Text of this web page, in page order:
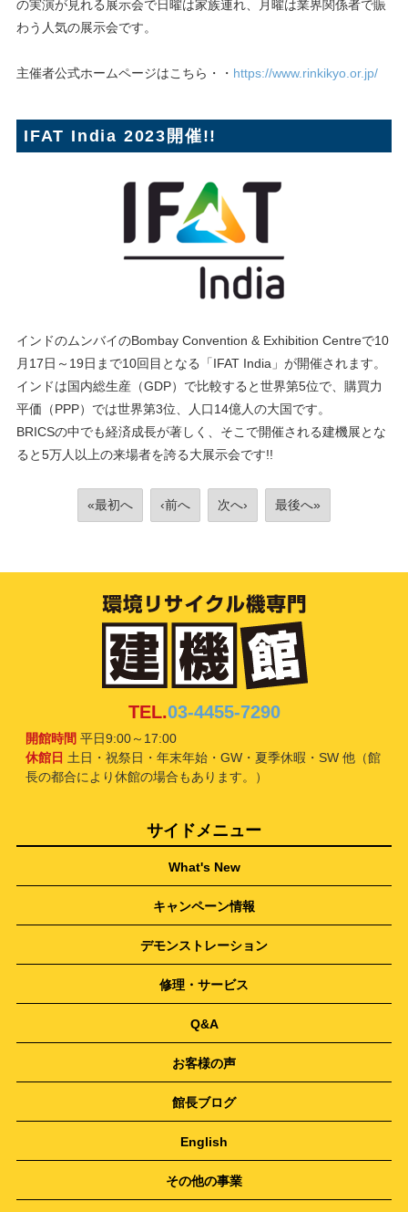
の実演が見れる展示会で日曜は家族連れ、月曜は業界関係者で賑
わう人気の展示会です。
主催者公式ホームページはこちら・・ https://www.rinkikyo.or.jp/
IFAT India 2023開催!!
インドのムンバイのBombay Convention & Exhibition Centreで10
月17日～19日まで10回目となる「IFAT India」が開催されます。
インドは国内総生産（GDP）で比較すると世界第5位で、購買力
平価（PPP）では世界第3位、人口14億人の大国です。
BRICSの中でも経済成長が著しく、そこで開催される建機展とな
ると5万人以上の来場者を誇る大展示会です!!
«最初へ ‹前へ 次へ› 最後へ»
TEL.03-4455-7290
開館時間 平日9:00～17:00
休館日 土日・祝祭日・年末年始・GW・夏季休暇・SW 他（館
長の都合により休館の場合もあります。）
サイドメニュー
What's New
キャンペーン情報
デモンストレーション
修理・サービス
Q&A
お客様の声
館長ブログ
English
その他の事業